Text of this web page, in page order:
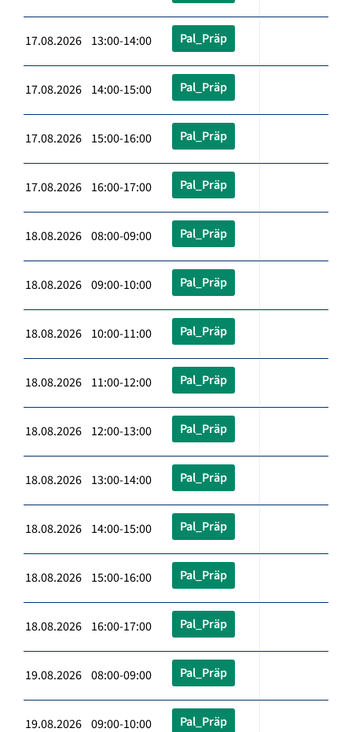
17.08.2026 13:00-14:00 Pal_Präp
17.08.2026 14:00-15:00 Pal_Präp
17.08.2026 15:00-16:00 Pal_Präp
17.08.2026 16:00-17:00 Pal_Präp
18.08.2026 08:00-09:00 Pal_Präp
18.08.2026 09:00-10:00 Pal_Präp
18.08.2026 10:00-11:00 Pal_Präp
18.08.2026 11:00-12:00 Pal_Präp
18.08.2026 12:00-13:00 Pal_Präp
18.08.2026 13:00-14:00 Pal_Präp
18.08.2026 14:00-15:00 Pal_Präp
18.08.2026 15:00-16:00 Pal_Präp
18.08.2026 16:00-17:00 Pal_Präp
19.08.2026 08:00-09:00 Pal_Präp
19.08.2026 09:00-10:00 Pal_Präp